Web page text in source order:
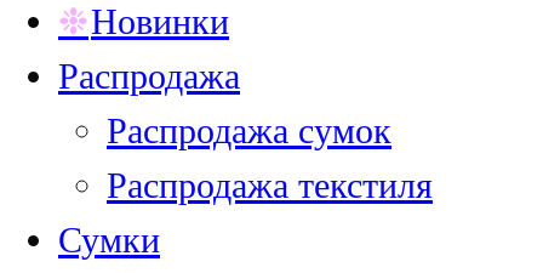
Новинки
Распродажа
Распродажа сумок
Распродажа текстиля
Сумки